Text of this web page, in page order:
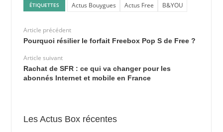
ÉTIQUETTES Actus Bouygues Actus Free B&YOU
Article précédent
Pourquoi résilier le forfait Freebox Pop S de Free ?
Article suivant
Rachat de SFR : ce qui va changer pour les
abonnés Internet et mobile en France
Les Actus Box récentes